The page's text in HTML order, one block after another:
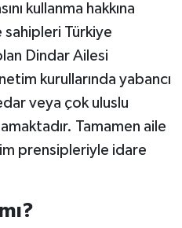
kullanma hakkına
Türkiye
Dindar Ailesi
kurullarında yabancı
veya çok uluslu
Tamamen aile
prensipleriyle idare